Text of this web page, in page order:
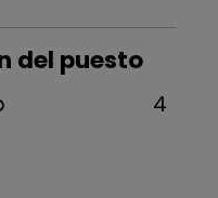
del puesto
4